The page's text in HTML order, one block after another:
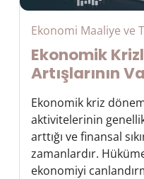
Ekonomi Maaliye ve
Ekonomik
Artışlarının
Ekonomik kriz
aktivitelerinin
arttığı ve finansal
zamanlardır.
ekonomiyi